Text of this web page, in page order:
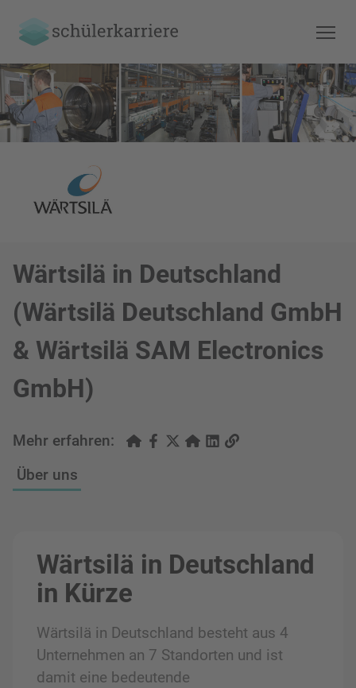
Wärtsilä in Deutschland
(Wärtsilä Deutschland GmbH
& Wärtsilä SAM Electronics
GmbH)
Über uns
Mehr erfahren:
Wärtsilä in Deutschland
in Kürze
Wärtsilä in Deutschland besteht aus 4
Unternehmen an 7 Standorten und ist
damit eine bedeutende